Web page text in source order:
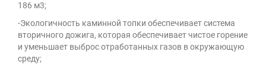
186 м3;
-Экологичность каминной топки обеспечивает система
вторичного дожига, которая обеспечивает чистое горение
и уменьшает выброс отработанных газов в окружающую
среду;